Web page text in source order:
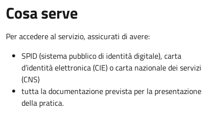
Cosa serve
Per accedere al servizio, assicurati di avere:
SPID (sistema pubblico di identità digitale), carta
d’identità elettronica (CIE) o carta nazionale dei servizi
(CNS)
tutta la documentazione prevista per la presentazione
della pratica.